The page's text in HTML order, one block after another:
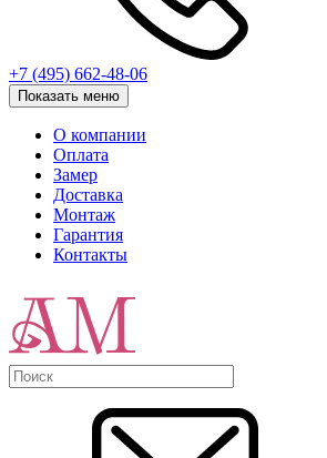
+7 (495) 662-48-06
Показать меню
О компании
Оплата
Замер
Доставка
Монтаж
Гарантия
Контакты